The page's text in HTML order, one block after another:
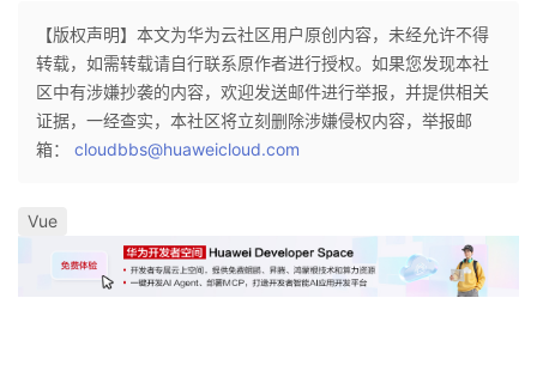
【版权声明】本文为华为云社区用户原创内容，未经允许不得
转载，如需转载请自行联系原作者进行授权。如果您发现本社
区中有涉嫌抄袭的内容，欢迎发送邮件进行举报，并提供相关
证据，一经查实，本社区将立刻删除涉嫌侵权内容，举报邮
箱： cloudbbs@huaweicloud.com
Vue